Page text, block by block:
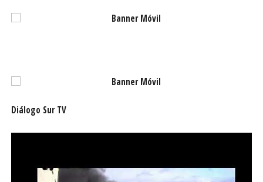
Diálogo Sur TV